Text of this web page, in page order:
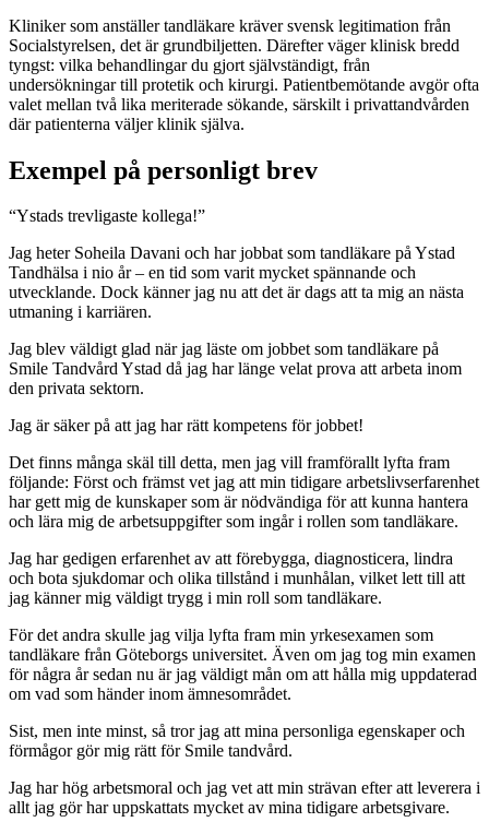
Kliniker som anställer tandläkare kräver svensk legitimation från
Socialstyrelsen, det är grundbiljetten. Därefter väger klinisk bredd
tyngst: vilka behandlingar du gjort självständigt, från
undersökningar till protetik och kirurgi. Patientbemötande avgör ofta
valet mellan två lika meriterade sökande, särskilt i privattandvården
där patienterna väljer klinik själva.
Exempel på personligt brev
“Ystads trevligaste kollega!”
Jag heter Soheila Davani och har jobbat som tandläkare på Ystad
Tandhälsa i nio år – en tid som varit mycket spännande och
utvecklande. Dock känner jag nu att det är dags att ta mig an nästa
utmaning i karriären.
Jag blev väldigt glad när jag läste om jobbet som tandläkare på
Smile Tandvård Ystad då jag har länge velat prova att arbeta inom
den privata sektorn.
Jag är säker på att jag har rätt kompetens för jobbet!
Det finns många skäl till detta, men jag vill framförallt lyfta fram
följande: Först och främst vet jag att min tidigare arbetslivserfarenhet
har gett mig de kunskaper som är nödvändiga för att kunna hantera
och lära mig de arbetsuppgifter som ingår i rollen som tandläkare.
Jag har gedigen erfarenhet av att förebygga, diagnosticera, lindra
och bota sjukdomar och olika tillstånd i munhålan, vilket lett till att
jag känner mig väldigt trygg i min roll som tandläkare.
För det andra skulle jag vilja lyfta fram min yrkesexamen som
tandläkare från Göteborgs universitet. Även om jag tog min examen
för några år sedan nu är jag väldigt mån om att hålla mig uppdaterad
om vad som händer inom ämnesområdet.
Sist, men inte minst, så tror jag att mina personliga egenskaper och
förmågor gör mig rätt för Smile tandvård.
Jag har hög arbetsmoral och jag vet att min strävan efter att leverera i
allt jag gör har uppskattats mycket av mina tidigare arbetsgivare.